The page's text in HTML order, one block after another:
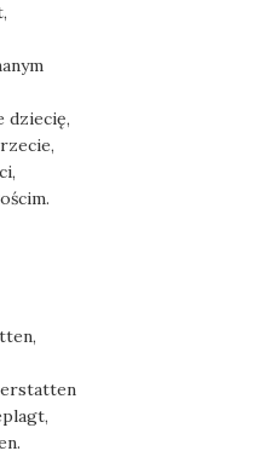
dziecię,